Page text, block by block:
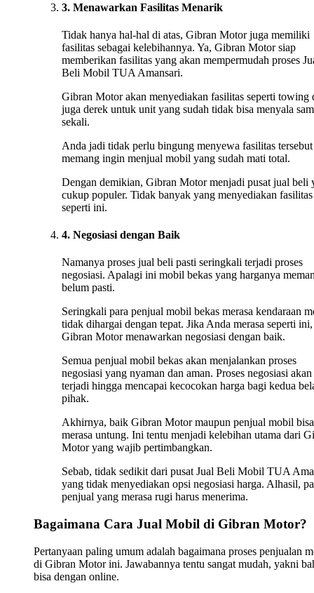
3. Menawarkan Fasilitas Menarik
Tidak hanya hal-hal di atas, Gibran Motor juga memiliki
fasilitas sebagai kelebihannya. Ya, Gibran Motor siap
memberikan fasilitas yang akan mempermudah proses
Beli Mobil TUA Amansari.
Gibran Motor akan menyediakan fasilitas seperti towing
juga derek untuk unit yang sudah tidak bisa menyala
sekali.
Anda jadi tidak perlu bingung menyewa fasilitas
memang ingin menjual mobil yang sudah mati total.
Dengan demikian, Gibran Motor menjadi pusat jual beli
cukup populer. Tidak banyak yang menyediakan fasilitas
seperti ini.
4. Negosiasi dengan Baik
Namanya proses jual beli pasti seringkali terjadi proses
negosiasi. Apalagi ini mobil bekas yang harganya
belum pasti.
Seringkali para penjual mobil bekas merasa kendaraan
tidak dihargai dengan tepat. Jika Anda merasa seperti ini,
Gibran Motor menawarkan negosiasi dengan baik.
Semua penjual mobil bekas akan menjalankan proses
negosiasi yang nyaman dan aman. Proses negosiasi akan
terjadi hingga mencapai kecocokan harga bagi kedua
pihak.
Akhirnya, baik Gibran Motor maupun penjual mobil bisa
merasa untung. Ini tentu menjadi kelebihan utama dari
Motor yang wajib pertimbangkan.
Sebab, tidak sedikit dari pusat Jual Beli Mobil TUA
yang tidak menyediakan opsi negosiasi harga. Alhasil,
penjual yang merasa rugi harus menerima.
Bagaimana Cara Jual Mobil di Gibran Motor?
Pertanyaan paling umum adalah bagaimana proses penjualan
di Gibran Motor ini. Jawabannya tentu sangat mudah, yakni
bisa dengan online.